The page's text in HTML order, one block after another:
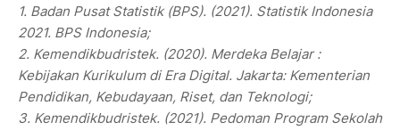
1. Badan Pusat Statistik (BPS). (2021). Statistik Indonesia
2021. BPS Indonesia;
2. Kemendikbudristek. (2020). Merdeka Belajar :
Kebijakan Kurikulum di Era Digital. Jakarta: Kementerian
Pendidikan, Kebudayaan, Riset, dan Teknologi;
3. Kemendikbudristek. (2021). Pedoman Program Sekolah